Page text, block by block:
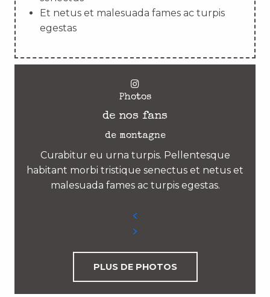
Et netus et malesuada fames ac turpis
egestas
Photos
de nos fans
de montagne
Curabitur eu urna turpis. Pellentesque
habitant morbi tristique senectus et netus et
malesuada fames ac turpis egestas.
PLUS DE PHOTOS